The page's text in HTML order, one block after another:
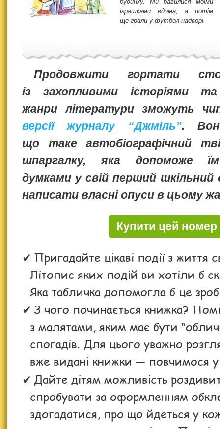
будинку. Ми бавилися моїми
іграшками вдома, а потім
ще грали у футбол надворі.
Продовжити гортати
із захопливими історіями
жанри літератури зможуть
версії журналу “Джміль”.
що таке автобіографічний
шпаргалку, яка допоможе
думками у свій перший шкільний
написати власні опуси в цьому
Купити цей номер
Пригадайте цікаві події з життя
Літопис яких подій ви хотіли б
Яка табличка допомогла б це
З чого починається книжка?
з малятами, яким має бути
спогадів. Для цього уважно
вже видані книжки — повчимося у
Дайте дітям можливість
спробувати за оформленням
здогадатися, про що йдеться у